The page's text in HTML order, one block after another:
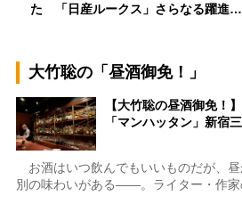
た 「日産ルークス」さらなる躍進…
大竹聡の「昼酒御免！」
【大竹聡の昼酒御免！
「マンハッタン」新宿
お酒はいつ飲んでもいいものだが、
別の味わいがある――。ライター・作家